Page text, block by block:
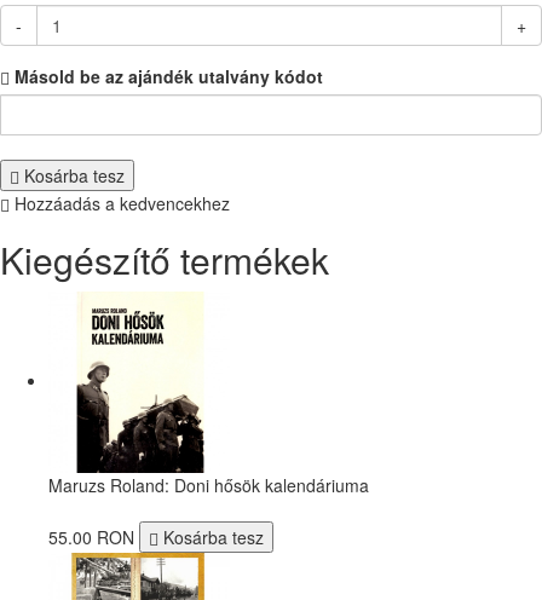
-
+
Másold be az ajándék utalvány kódot
Kosárba tesz
Hozzáadás a kedvencekhez
Kiegészítő termékek
Maruzs Roland: Doni hősök kalendáriuma
55.00 RON Kosárba tesz